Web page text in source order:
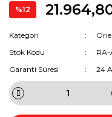
%12
Kategori
Stok Kodu
RA-
Garanti Süresi
24